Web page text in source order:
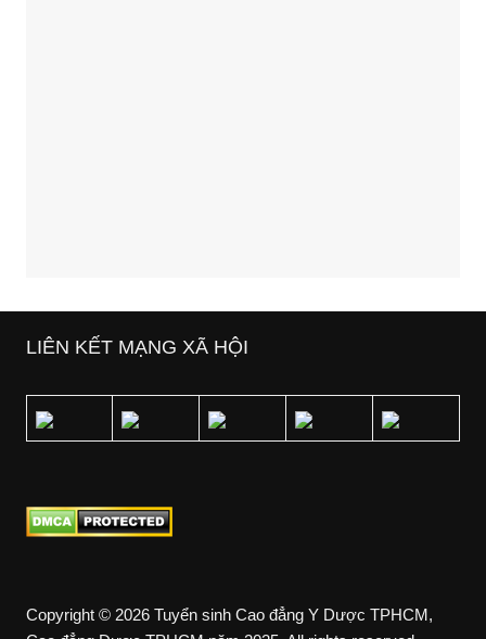
LIÊN KẾT MẠNG XÃ HỘI
Copyright © 2026 Tuyển sinh Cao đẳng Y Dược TPHCM,